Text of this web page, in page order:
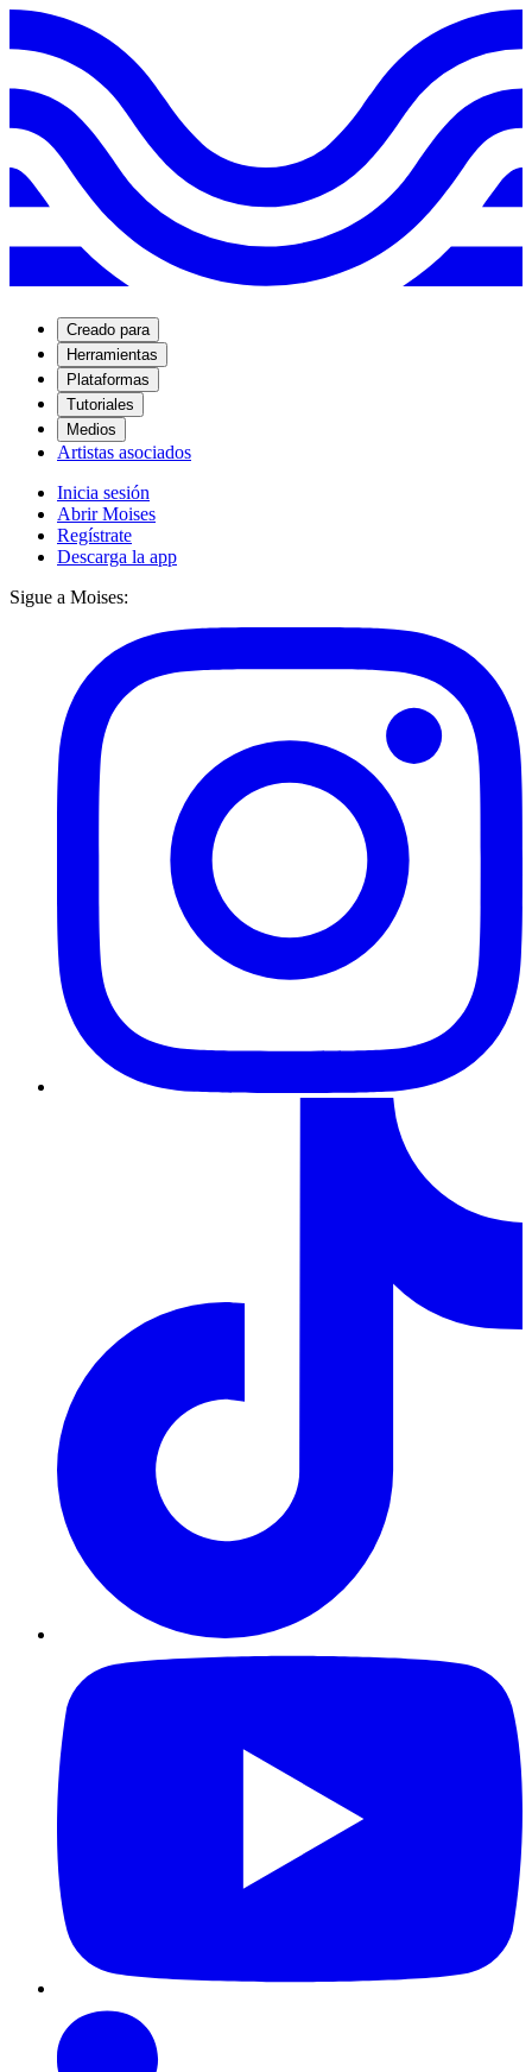
Creado para
Herramientas
Plataformas
Tutoriales
Medios
Artistas asociados
Inicia sesión
Abrir Moises
Regístrate
Descarga la app
Sigue a Moises: